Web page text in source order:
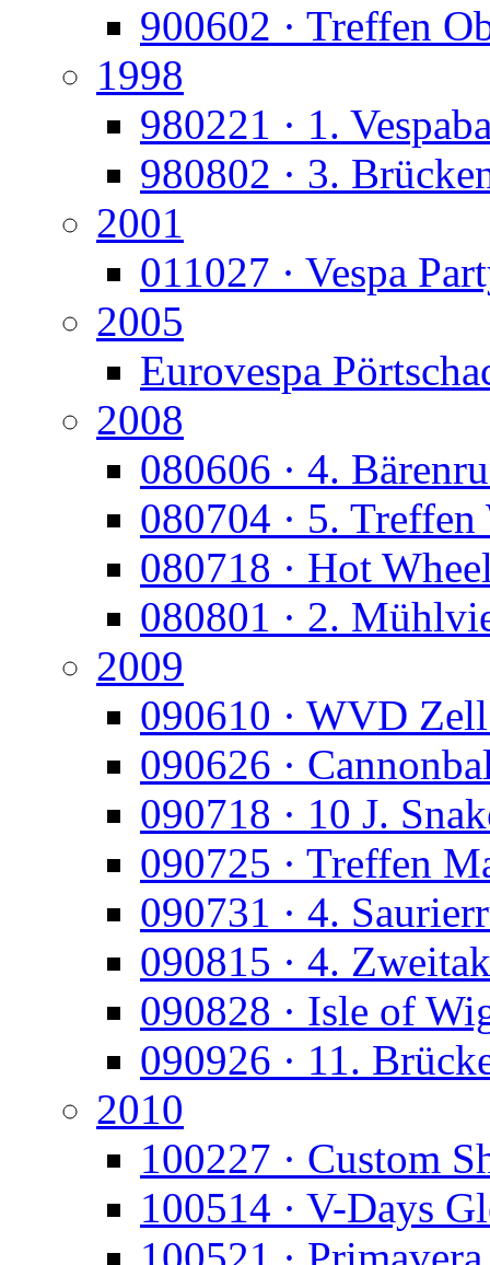
900602 · Treffen
1998
980221 · 1.
980802 · 3.
2001
011027 · Vespa
2005
Eurovespa
2008
080606 · 4.
080704 · 5.
080718 · Hot
080801 · 2.
2009
090610 · WVD Zell
090626 ·
090718 · 10 J.
090725 · Treffen
090731 · 4.
090815 · 4.
090828 · Isle of
090926 · 11.
2010
100227 · Custom
100514 · V-Days